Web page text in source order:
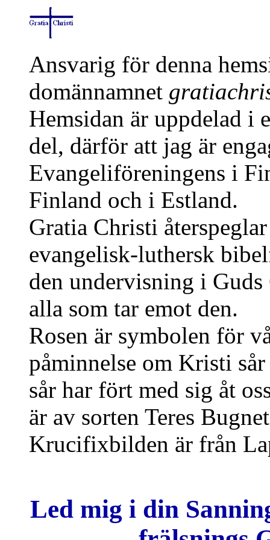
Ansvarig för denna
domännamnet
Hemsidan är uppdelad i
del, därför att jag är
Evangeliföreningens i
Finland och i Estland.
Gratia Christi
evangelisk-luthersk
den undervisning i
alla som tar emot den.
Rosen är symbolen för
påminnelse om Kristi
sår har fört med sig åt
är av sorten Teres
Krucifixbilden är från
Led mig i din